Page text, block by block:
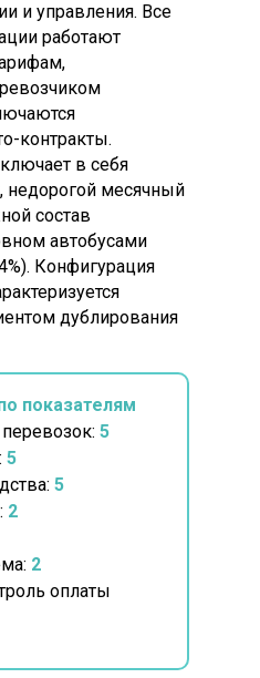
показателям
5
5
5
2
2
оплаты
и управления. Все
работают
контракты.
в себя
недорогой месячный
состав
автобусами
Конфигурация
дублирования